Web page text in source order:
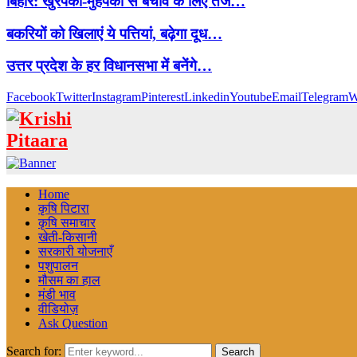
बकरियों को खिलाएं ये पत्तियां, बढ़ेगा दूध…
उत्तर प्रदेश के हर विधानसभा में बनेंगे…
FacebookTwitterInstagramPinterestLinkedinYoutubeEmailTelegram
Home
कृषि पिटारा
कृषि समाचार
खेती-किसानी
सरकारी योजनाएँ
पशुपालन
मौसम का हाल
मंडी भाव
वीडियोज़
Ask Question
Search for: Search